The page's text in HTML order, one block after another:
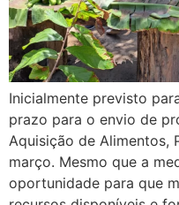
Inicialmente previsto
prazo para o envio de
Aquisição de Alimentos,
março. Mesmo que a
oportunidade para que